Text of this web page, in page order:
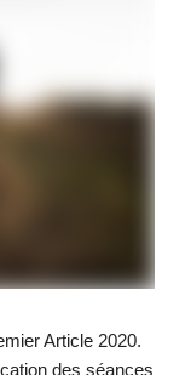
Article 2020.
des séances